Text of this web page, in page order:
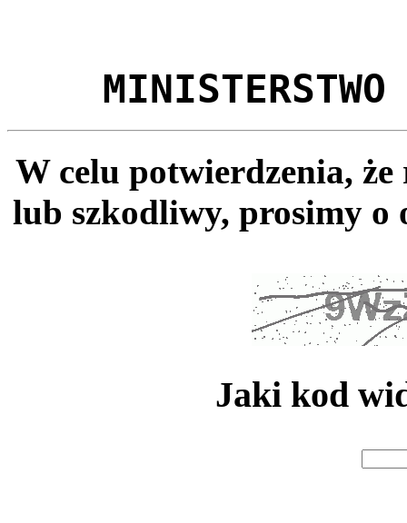
MINISTERSTWO
W celu potwierdzenia,
lub szkodliwy, prosimy o
Jaki kod